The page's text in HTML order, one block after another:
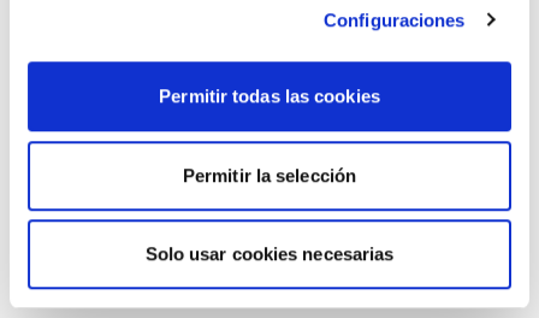
Configuraciones
Permitir todas las cookies
Permitir la selección
Solo usar cookies necesarias